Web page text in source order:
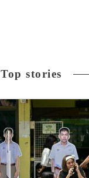
Top stories